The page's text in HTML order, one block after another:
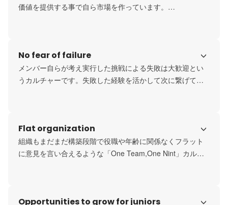
価値を提供する事で自ら市場を作っています。
No fear of failure
メンバー自らが考え実行した挑戦による失敗は大歓迎とい
うカルチャーです。失敗した経験を活かして次に繋げてい
Flat organization
組織もまだまだ構築段階で役職や年齢に関係なくフラット
に意見を言い合えるような「One Team,One Nint」カルチ
Opportunities to grow for juniors